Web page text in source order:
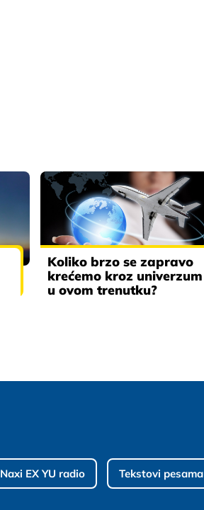
Koliko brzo se zapravo
krećemo kroz univerzum
u ovom trenutku?
Naxi EX YU radio Tekstovi pesama